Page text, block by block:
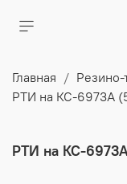
Главная
РТИ на КС-6973А
РТИ на КС-